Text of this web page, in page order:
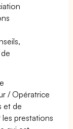
/ Opératrice
et de
prestations